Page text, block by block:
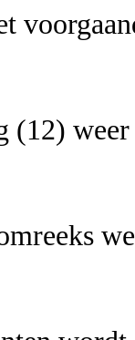
(12)